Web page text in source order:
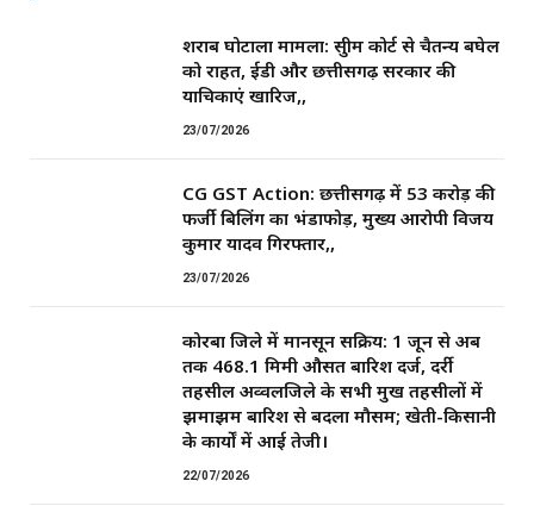
शराब घोटाला मामला: सुप्रीम कोर्ट से चैतन्य बघेल
को राहत, ईडी और छत्तीसगढ़ सरकार की
याचिकाएं खारिज,,
23/07/2026
CG GST Action: छत्तीसगढ़ में 53 करोड़ की
फर्जी बिलिंग का भंडाफोड़, मुख्य आरोपी विजय
कुमार यादव गिरफ्तार,,
23/07/2026
कोरबा जिले में मानसून सक्रिय: 1 जून से अब
तक 468.1 मिमी औसत बारिश दर्ज, दर्री
तहसील अव्वलजिले के सभी प्रमुख तहसीलों में
झमाझम बारिश से बदला मौसम; खेती-किसानी
के कार्यों में आई तेजी।
22/07/2026